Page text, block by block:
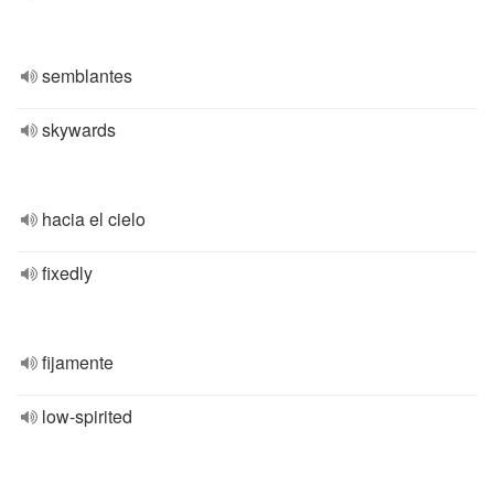
semblantes
skywards
hacia el cielo
fixedly
fijamente
low-spirited